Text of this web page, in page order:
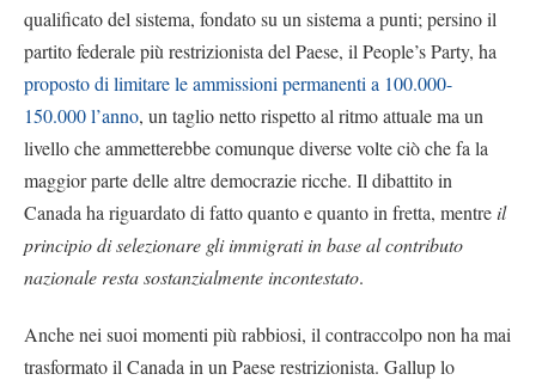
qualificato del sistema, fondato su un sistema a punti; persino il
partito federale più restrizionista del Paese, il People’s Party, ha
proposto di limitare le ammissioni permanenti a 100.000-
150.000 l’anno, un taglio netto rispetto al ritmo attuale ma un
livello che ammetterebbe comunque diverse volte ciò che fa la
maggior parte delle altre democrazie ricche. Il dibattito in
Canada ha riguardato di fatto quanto e quanto in fretta, mentreil
principio di selezionare gli immigrati in base al contributo
nazionale resta sostanzialmente incontestato.
Anche nei suoi momenti più rabbiosi, il contraccolpo non ha mai
trasformato il Canada in un Paese restrizionista. Gallup lo